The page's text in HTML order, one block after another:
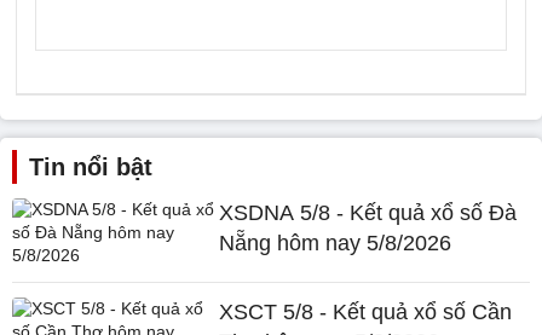
Tin nổi bật
XSDNA 5/8 - Kết quả xổ số Đà
Nẵng hôm nay 5/8/2026
XSCT 5/8 - Kết quả xổ số Cần